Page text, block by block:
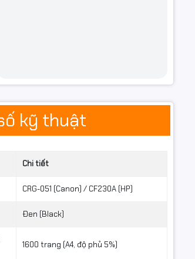
kỹ thuật
Chi tiết
CRG-051 (Canon) / CF230A (HP)
Đen (Black)
1600 trang (A4, độ phủ 5%)